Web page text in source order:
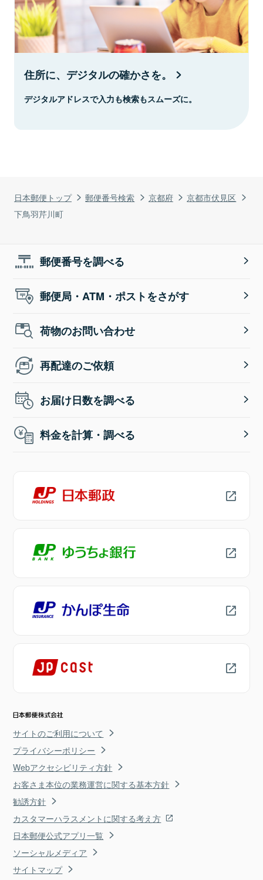
日本郵便トップ 郵便番号検索 京都府
京都市伏見区
下鳥羽芹川町
住所に、デジタルの確かさを。
デジタルアドレスで入力も検索もスムーズに。
郵便番号を調べる
郵便局・ATM・ポストをさがす
荷物のお問い合わせ
再配達のご依頼
お届け日数を調べる
料金を計算・調べる
サイトのご利用について
プライバシーポリシー
Webアクセシビリティ方針
お客さま本位の業務運営に関する基本方針
勧誘方針
カスタマーハラスメントに関する考え方
日本郵便公式アプリ一覧
ソーシャルメディア
サイトマップ